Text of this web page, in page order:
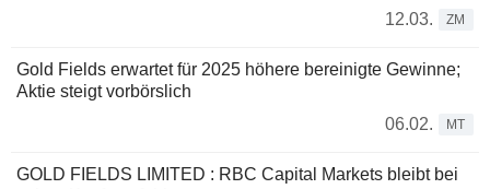
12.03.
ZM
Gold Fields erwartet für 2025 höhere bereinigte Gewinne;
Aktie steigt vorbörslich
06.02.
MT
GOLD FIELDS LIMITED : RBC Capital Markets bleibt bei